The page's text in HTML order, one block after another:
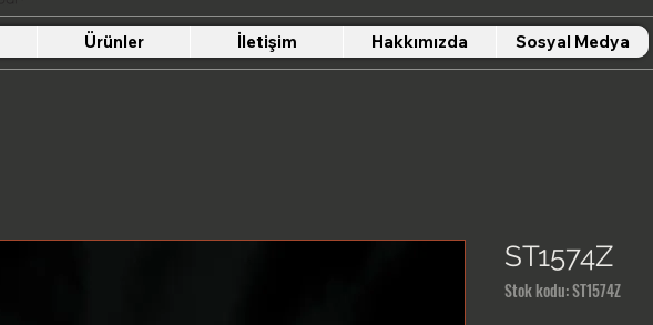
Ürünler İletişim Hakkımızda Sosyal Medya
ST1574Z
Stok kodu: ST1574Z